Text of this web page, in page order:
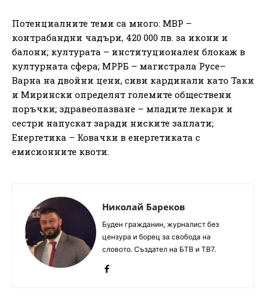
Потенциалните теми са много: МВР –
контрабандни чадъри, 420 000 лв. за икони и
балони; културата – институционален блокаж в
културната сфера; МРРБ – магистрала Русе–
Варна на двойни цени, сиви кардинали като Таки
и Мирински определят големите обществени
поръчки; здравеопазване – младите лекари и
сестри напускат заради ниските заплати;
Енергетика – Ковачки в енергетиката с
емисионните квоти.
Николай Бареков
Буден гражданин, журналист без
цензура и борец за свобода на
словото. Създател на БТВ и ТВ7.